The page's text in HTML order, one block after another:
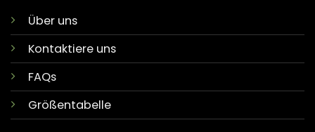
Über uns
Kontaktiere uns
FAQs
Größentabelle